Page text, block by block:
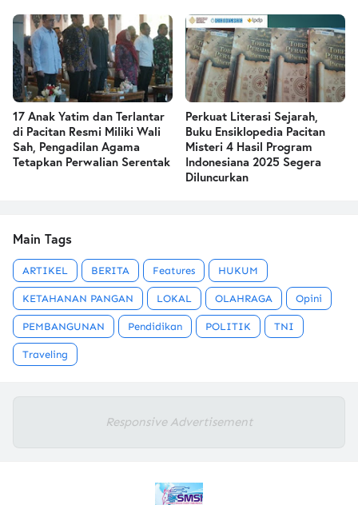
17 Anak Yatim dan Terlantar
di Pacitan Resmi Miliki Wali
Sah, Pengadilan Agama
Tetapkan Perwalian Serentak
Perkuat Literasi Sejarah,
Buku Ensiklopedia Pacitan
Misteri 4 Hasil Program
Indonesiana 2025 Segera
Diluncurkan
Main Tags
ARTIKEL BERITA Features HUKUM
KETAHANAN PANGAN LOKAL OLAHRAGA Opini
PEMBANGUNAN Pendidikan POLITIK TNI
Traveling
Responsive Advertisement